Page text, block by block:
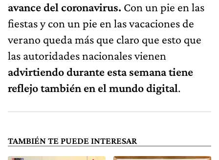
avance del coronavirus. Con un pie en las
fiestas y con un pie en las vacaciones de
verano queda más que claro que esto que
las autoridades nacionales vienen
advirtiendo durante esta semana tiene
reflejo también en el mundo digital.
TAMBIÉN TE PUEDE INTERESAR